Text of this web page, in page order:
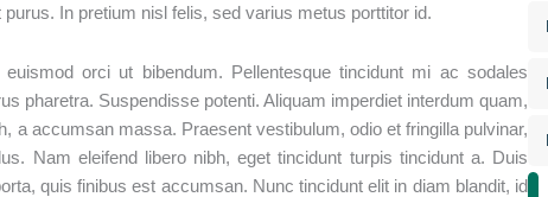
In pretium nisl felis, sed varius metus porttitor id.
orci ut bibendum. Pellentesque tincidunt mi ac sodales
pharetra. Suspendisse potenti. Aliquam imperdiet interdum quam,
a accumsan massa. Praesent vestibulum, odio et fringilla pulvinar,
Nam eleifend libero nibh, eget tincidunt turpis tincidunt a. Duis
quis finibus est accumsan. Nunc tincidunt elit in diam blandit, id